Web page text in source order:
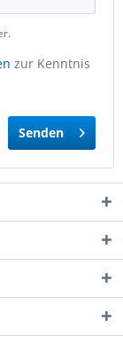
zur Kenntnis
Senden